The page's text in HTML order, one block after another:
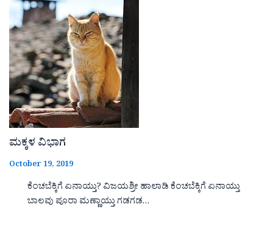
ಮಕ್ಕಳ ವಿಭಾಗ
October 19, 2019
ಕೆಂಚಬೆಕ್ಕಿಗೆ ಏನಾಯ್ತು? ವಿಜಯಶ್ರೀ ಹಾಲಾಡಿ ಕೆಂಚಬೆಕ್ಕಿಗೆ ಏನಾಯ್ತು
ಬಾಲವು ಪೂರಾ ಮಣ್ಣಾಯ್ತು ಗಡಗಡ…